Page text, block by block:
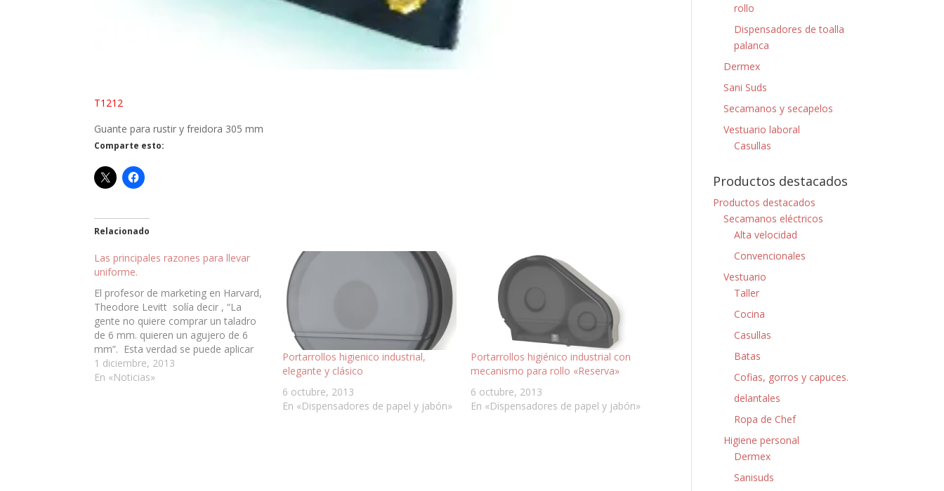
T1212
Guante para rustir y freidora 305 mm
Comparte esto:
Relacionado
Las principales razones para llevar
uniforme.
El profesor de marketing en Harvard,
Theodore Levitt solía decir , “La
gente no quiere comprar un taladro
de 6 mm. quieren un agujero de 6
mm”. Esta verdad se puede aplicar
perfectamente a los uniformes de
empresa. La empresa no quiere
1 diciembre, 2013
En «Noticias»
Portarrollos higienico industrial,
elegante y clásico
6 octubre, 2013
En «Dispensadores de papel y jabón»
Portarrollos higiénico industrial con
mecanismo para rollo «Reserva»
6 octubre, 2013
En «Dispensadores de papel y jabón»
rollo
Dispensadores de toalla
palanca
Dermex
Sani Suds
Secamanos y secapelos
Vestuario laboral
Casullas
Productos destacados
Productos destacados
Secamanos eléctricos
Alta velocidad
Convencionales
Vestuario
Taller
Cocina
Casullas
Batas
Cofias, gorros y capuces.
delantales
Ropa de Chef
Higiene personal
Dermex
Sanisuds